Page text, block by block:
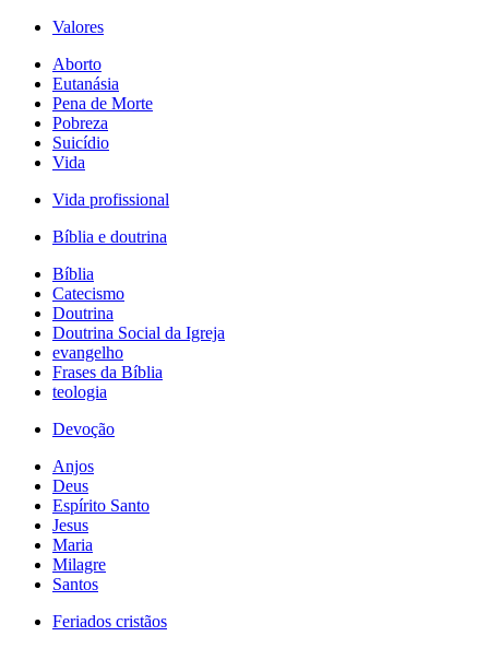
Valores
Aborto
Eutanásia
Pena de Morte
Pobreza
Suicídio
Vida
Vida profissional
Bíblia e doutrina
Bíblia
Catecismo
Doutrina
Doutrina Social da Igreja
evangelho
Frases da Bíblia
teologia
Devoção
Anjos
Deus
Espírito Santo
Jesus
Maria
Milagre
Santos
Feriados cristãos